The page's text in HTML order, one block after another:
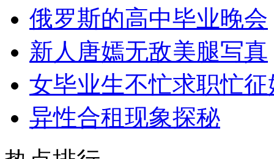
俄罗斯的高中毕业晚会
新人唐嫣无敌美腿写真
女毕业生不忙求职忙征
异性合租现象探秘